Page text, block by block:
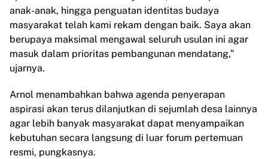
anak-anak, hingga penguatan identitas budaya
masyarakat telah kami rekam dengan baik. Saya akan
berupaya maksimal mengawal seluruh usulan ini agar
masuk dalam prioritas pembangunan mendatang,”
ujarnya.
Arnol menambahkan bahwa agenda penyerapan
aspirasi akan terus dilanjutkan di sejumlah desa lainnya
agar lebih banyak masyarakat dapat menyampaikan
kebutuhan secara langsung di luar forum pertemuan
resmi, pungkasnya.